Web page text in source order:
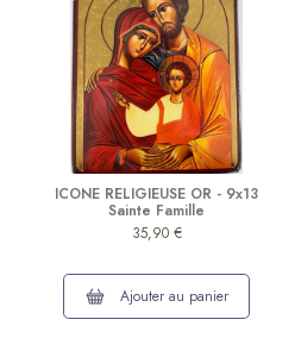
ICONE RELIGIEUSE OR - 9x13
Sainte Famille
35,90 €
Ajouter au panier